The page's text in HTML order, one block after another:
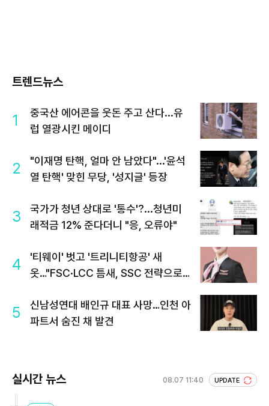
트렌드뉴스
1
중국산 에어콘을 웃돈 주고 산다...유
럽 열광시킨 메이디
2
"이재명 탄핵, 얼마 안 남았다"...'윤석
열 탄핵' 맞힌 무당, '성지글' 등장
3
국가가 청년 상대로 '통수'?...청년미
래적금 12% 준다더니 "응, 오류야"
4
'티웨이' 벗고 '트리니티항공' 새
옷…"FSC·LCC 틈새, SSC 전략으로
5
신남성연대 배인규 대표 사망…인천 아
파트서 숨진 채 발견
실시간 뉴스 08.07 11:40 UPDATE